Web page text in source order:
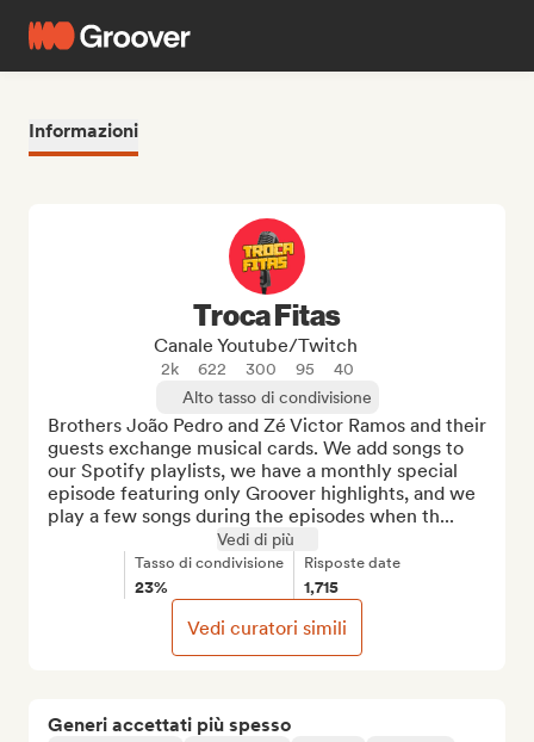
Informazioni
Generi accettati più spesso
Troca Fitas
Canale Youtube/Twitch
2k 622 300 95
40
Alto tasso di condivisione
Brothers João Pedro and Zé Victor Ramos and their
guests exchange musical cards. We add songs to
our Spotify playlists, we have a monthly special
episode featuring only Groover highlights, and we
play a few songs during the episodes when th...
Vedi di più
Tasso di condivisione
23%
Risposte date
1,715
Vedi curatori simili